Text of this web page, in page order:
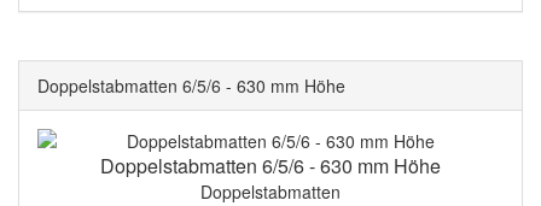
Doppelstabmatten 6/5/6 - 630 mm Höhe
Doppelstabmatten 6/5/6 - 630 mm Höhe
Doppelstabmatten